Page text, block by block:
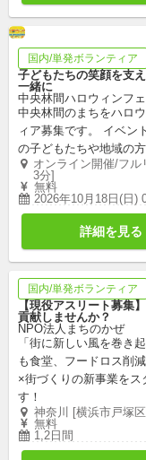
国内/単発ボランティア
子どもたちの笑顔を支
一緒に
中央林間ハロウィンフ
中央林間のまちをハロ
ィア募集です。 イベン
の子どもたちや地域の
オンライン開催/フ
3分]
無料
2026年10月18日(日)
詳細を見る
国内/単発ボランティア
【現役アスリート募集
貢献しませんか？
NPO法人まちのかぜ
「街に新しい風を巻き
も食堂、フードロス削
×街づくりの新事業をス
す！
神奈川 [横浜市戸塚
無料
1,2日間